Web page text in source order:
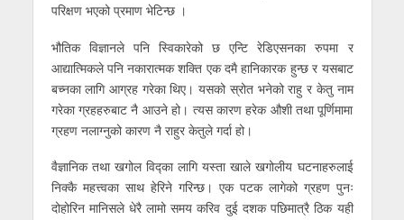
परिक्षण भएको प्रमाण भेटिन्छ ।
भौतिक विज्ञानले पनि स्विकारेको छ एन्टि रेडिएसनका रुपमा र
आद्यात्मिकले पनि नकारात्मक शक्ति एक दमै हानिकारक हुन्छ र यसबाट
बच्नका लागि आग्रह गरेका थिए। यसको स्रोत भनेको राहु र केतु नाम
गरेका ग्रहहरुबाट नै आउने हो। त्यस कारण हरेक औशी तथा पूर्णिमामा
ग्रहण नलाग्नुको कारण नै राहुर केतुले गर्दा हो।
वैज्ञानिक तथा खगोल विद्का लागि यस्ता खाले खगोलीय घटनाहरुलाई
निक्कै महत्त्वका साथ हेरिने गरिन्छ। एक पटक लागेको ग्रहण पुनः
दोहोरिन मानिसले धेरै लामो समय करिव दुई दशक पछिमात्रै ठिक यही